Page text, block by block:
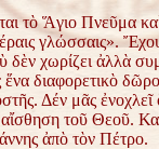
τὸ Ἅγιο Πνεῦμα
γλώσσαις».
δὲν χωρίζει ἀλλὰ
ἕνα διαφορετικὸ
Δέν μᾶς ἐνοχλεῖ
τοῦ Θεοῦ.
ἀπὸ τὸν Πέτρο.